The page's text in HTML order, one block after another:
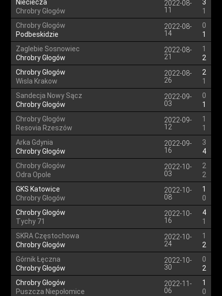
Nieciecza
Chrobry Głogów
2022-08-
11
3
1
Chrobry Głogów
Podbeskidzie
2022-08-
14
0
1
Zaglebie Sosnowiec
Chrobry Głogów
2022-08-
21
1
2
Chrobry Głogów
Wisla Krakow
2022-08-
26
2
1
Sandecja Nowy Sącz
Chrobry Głogów
2022-09-
03
0
1
Chrobry Głogów
Resovia Rzeszów
2022-09-
12
1
1
Arka Gdynia
Chrobry Głogów
2022-09-
16
3
4
Chrobry Głogów
Odra Opole
2022-10-
03
2
2
GKS Katowice
Chrobry Głogów
2022-10-
08
1
0
Chrobry Głogów
Tychy 71
2022-10-
16
4
1
SKRA Częstochowa
Chrobry Głogów
2022-10-
24
1
2
Górnik Łęczna
Chrobry Głogów
2022-10-
30
0
2
Chrobry Głogów
Puszcza Niepołomice
2022-11-
06
1
0